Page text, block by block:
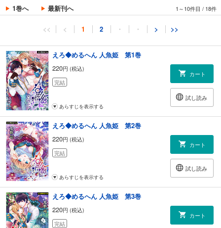
1巻へ 最新刊へ 1～10件目 / 18件
<< < 1 2 ・ ・ > >>
えろ◆めるへん 人魚姫 第1巻
220円 (税込)
完結
カート
試し読み
あらすじを表示する
えろ◆めるへん 人魚姫 第2巻
220円 (税込)
完結
カート
試し読み
あらすじを表示する
えろ◆めるへん 人魚姫 第3巻
220円 (税込)
完結
カート